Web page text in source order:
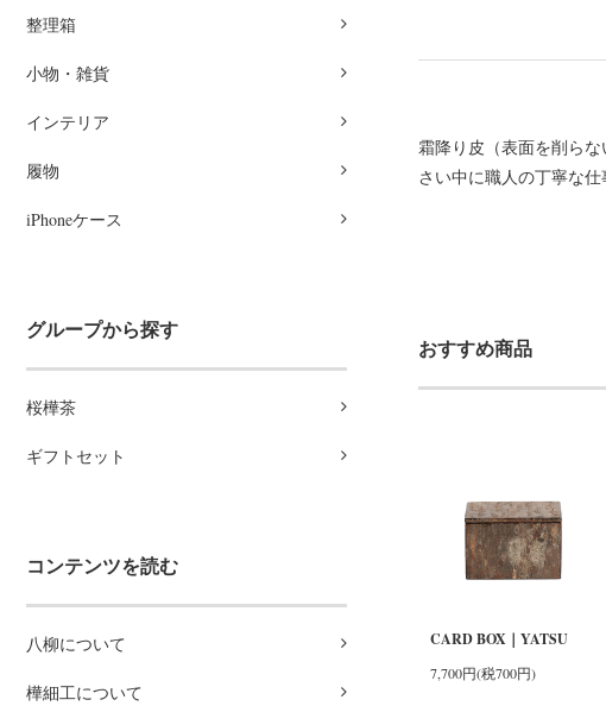
整理箱
小物・雑貨
インテリア
履物
iPhoneケース
グループから探す
桜樺茶
ギフトセット
コンテンツを読む
八柳について
樺細工について
霜降り皮（表面を削ら
さい中に職人の丁寧な
おすすめ商品
CARD BOX｜YATSU
7,700円(税700円)